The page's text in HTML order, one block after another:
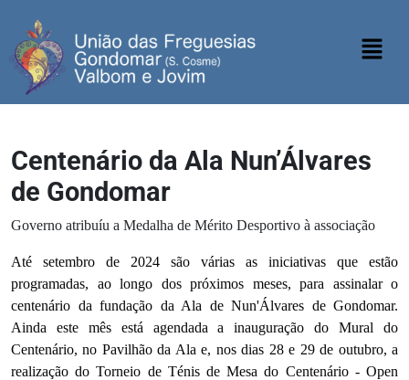
Centenário da Ala Nun’Álvares
de Gondomar
Governo atribuíu a Medalha de Mérito Desportivo à associação
Até setembro de 2024 são várias as iniciativas que estão
programadas, ao longo dos próximos meses, para assinalar o
centenário da fundação da Ala de Nun'Álvares de Gondomar.
Ainda este mês está agendada a inauguração do Mural do
Centenário, no Pavilhão da Ala e, nos dias 28 e 29 de outubro, a
realização do Torneio de Ténis de Mesa do Centenário - Open